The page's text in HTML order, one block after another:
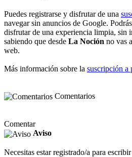
Puedes registrarse y disfrutar de una
navegar sin anuncios de Google. Podrás
disfrutar de una experiencia limpia, sin
sabiendo que desde La Noción no vas
web.
Más información sobre la suscripción a
Comentarios
Comentar
Aviso
Necesitas estar registrado/a para